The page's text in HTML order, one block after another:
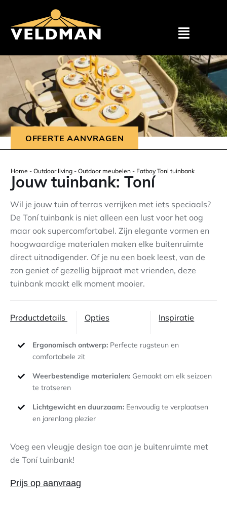
Particulier
Zakelijk
Showroom
Contact
OFFERTE AANVRAGEN
Home - Outdoor living- Outdoor meubelen- Fatboy Toni tuinbank
Jouw tuinbank: Toní
Wil je jouw tuin of terras verrijken met iets speciaals?
De Toní tuinbank is niet alleen een lust voor het oog
maar ook supercomfortabel. Zijn elegante vormen en
hoogwaardige materialen maken elke buitenruimte
direct uitnodigender. Of je nu een boek leest, van de
zon geniet of gezellig bijpraat met vrienden, deze
tuinbank maakt elk moment mooier.
Productdetails Opties Inspiratie
Ergonomisch ontwerp:Perfecte rugsteun en
comfortabele zit
Weerbestendige materialen: Gemaakt om elk seizoen
te trotseren
Lichtgewicht en duurzaam: Eenvoudig te verplaatsen
en jarenlang plezier
Voeg een vleugje design toe aan je buitenruimte met
de Toní tuinbank!
Prijs op aanvraag